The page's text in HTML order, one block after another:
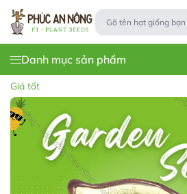
Danh mục sản phẩm
Giá tốt